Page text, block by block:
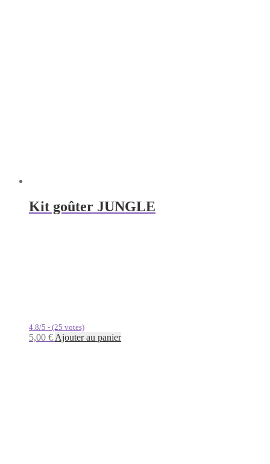
Kit goûter JUNGLE
4.8/5 - (25 votes)
5,00 € Ajouter au panier